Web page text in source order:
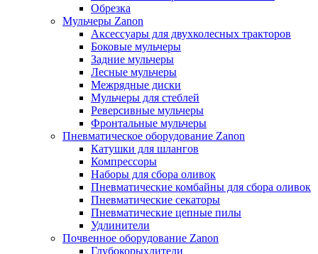
Обрезка
Мульчеры Zanon
Аксессуары для двухколесных тракторов
Боковые мульчеры
Задние мульчеры
Лесные мульчеры
Межрядные диски
Мульчеры для стеблей
Реверсивные мульчеры
Фронтальные мульчеры
Пневматическое оборудование Zanon
Катушки для шлангов
Компрессоры
Наборы для сбора оливок
Пневматические комбайны для сбора оливок
Пневматические секаторы
Пневматические цепные пилы
Удлинители
Почвенное оборудование Zanon
Глубокорыхлители